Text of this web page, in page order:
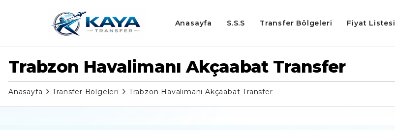
Anasayfa S.S.S Transfer Bölgeleri Fiyat Listesi
Trabzon Havalimanı Akçaabat Transfer
Anasayfa Transfer Bölgeleri Trabzon Havalimanı Akçaabat Transfer